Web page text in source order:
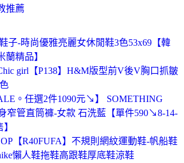
推薦
子-時尚優雅亮麗女休閒鞋3色53x69【韓
蘭精品】
girl【P138】H&M版型前V後V胸口抓皺
。任選2件1090元↘】 SOMETHING
窄管直筒褲-女款 石洗藍【單件590↘8-14-
【R40FUFA】不規則網紋運動鞋-帆船鞋
懶人鞋拖鞋高跟鞋厚底鞋涼鞋